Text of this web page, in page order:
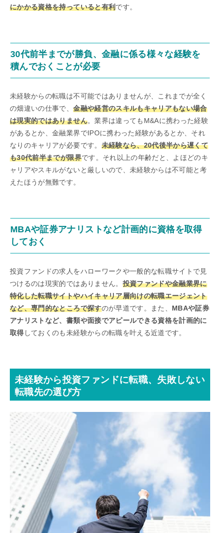
にかかる資格を持っていると有利です。
30代前半までが勝負、金融に係る様々な経験を
積んでおくことが必要
未経験からの転職は不可能ではありませんが、これまでが全く
の畑違いの仕事で、金融や経営のスキルもキャリアもない場合
は現実的ではありません。業界は違ってもM&Aに携わった経験
があるとか、金融業界でIPOに携わった経験があるとか、それ
なりのキャリアが必要です。 未経験なら、20代後半から遅くて
も30代前半までが限界です。それ以上の年齢だと、よほどのキ
ャリアやスキルがないと厳しいので、未経験からは不可能と考
えたほうが無難です。
MBAや証券アナリストなど計画的に資格を取得
しておく
投資ファンドの求人をハローワークや一般的な転職サイトで見
つけるのは現実的ではありません。 投資ファンドや金融業界に
特化した転職サイトやハイキャリア層向けの転職エージェント
など、専門的なところで探すのが早道です。また、 MBAや証券
アナリストなど、書類や面接でアピールできる資格を計画的に
取得 しておくのも未経験からの転職を叶える近道です。
未経験から投資ファンドに転職、失敗しない
転職先の選び方